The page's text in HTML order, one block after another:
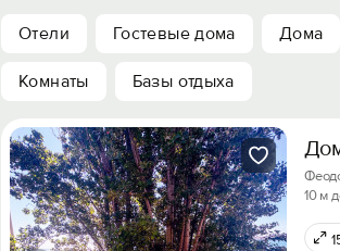
Отели Гостевые дома Дома
Комнаты Базы отдыха
10 м